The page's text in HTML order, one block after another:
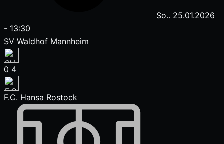
So.. 25.01.2026
- 13:30
SV Waldhof Mannheim
0 4
F.C. Hansa Rostock